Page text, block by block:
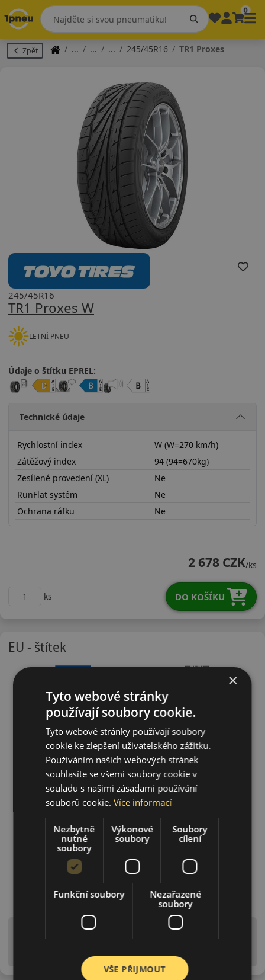
0
Zpět 245/45R16 TR1 Proxes
TR1 Proxes W
245/45R16
LETNÍ PNEU
Údaje o štítku EPREL:
Technické údaje
Rychlostní index
W (W=270 km/h)
Zátěžový index
94 (94=670kg)
Zesílené provedení (XL)
Ne
RunFlat systém
Ne
Ochrana ráfku
Ne
2 678 CZK/ks
ks DO KOŠÍKU
EU - štítek
Upozornění! Hodnoty na štítku jsou pouze
informativního charakteru. Mohou být dodány pneumatiky
is EU štítky ve smyslu dosud platné (předchozí) legislativy.
×
Tyto webové stránky
používají soubory cookie.
Tyto webové stránky používají soubory
cookie ke zlepšení uživatelského zážitku.
Používáním našich webových stránek
souhlasíte se všemi soubory cookie v
souladu s našimi zásadami používání
souborů cookie.Více informací
Nezbytně
nutné
soubory
Výkonové
soubory
Soubory
cílení
Funkční soubory
Nezařazené
soubory
VŠE PŘIJMOUT